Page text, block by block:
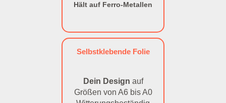
Hält auf Ferro-Metallen
Selbstklebende Folie
Dein Design auf
Größen von A6 bis A0